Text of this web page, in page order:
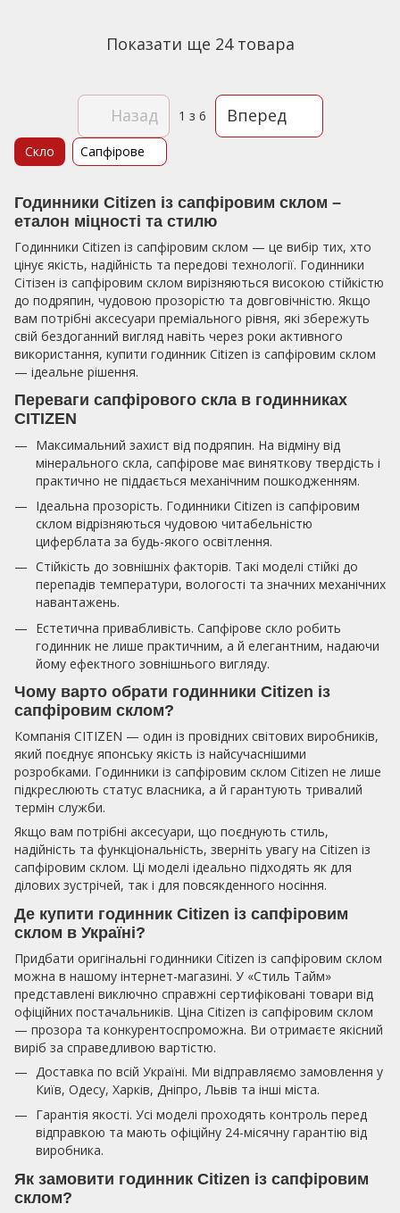
Показати ще 24 товара
Назад 1 з 6 Вперед
Годинники Citizen із сапфіровим склом –
еталон міцності та стилю
Годинники Citizen із сапфіровим склом — це вибір тих, хто
цінує якість, надійність та передові технології. Годинники
Сітізен із сапфіровим склом вирізняються високою стійкістю
до подряпин, чудовою прозорістю та довговічністю. Якщо
вам потрібні аксесуари преміального рівня, які збережуть
свій бездоганний вигляд навіть через роки активного
використання, купити годинник Citizen із сапфіровим склом
— ідеальне рішення.
Переваги сапфірового скла в годинниках
CITIZEN
Максимальний захист від подряпин. На відміну від
мінерального скла, сапфірове має виняткову твердість і
практично не піддається механічним пошкодженням.
Ідеальна прозорість. Годинники Citizen із сапфіровим
склом відрізняються чудовою читабельністю
циферблата за будь-якого освітлення.
Стійкість до зовнішніх факторів. Такі моделі стійкі до
перепадів температури, вологості та значних механічних
навантажень.
Естетична привабливість. Сапфірове скло робить
годинник не лише практичним, а й елегантним, надаючи
йому ефектного зовнішнього вигляду.
Чому варто обрати годинники Citizen із
сапфіровим склом?
Компанія CITIZEN — один із провідних світових виробників,
який поєднує японську якість із найсучаснішими
розробками. Годинники із сапфіровим склом Citizen не лише
підкреслюють статус власника, а й гарантують тривалий
термін служби.
Якщо вам потрібні аксесуари, що поєднують стиль,
надійність та функціональність, зверніть увагу на Citizen із
сапфіровим склом. Ці моделі ідеально підходять як для
ділових зустрічей, так і для повсякденного носіння.
Де купити годинник Citizen із сапфіровим
склом в Україні?
Придбати оригінальні годинники Citizen із сапфіровим склом
можна в нашому інтернет-магазині. У «Стиль Тайм»
представлені виключно справжні сертифіковані товари від
офіційних постачальників. Ціна Citizen із сапфіровим склом
— прозора та конкурентоспроможна. Ви отримаєте якісний
виріб за справедливою вартістю.
Доставка по всій Україні. Ми відправляємо замовлення у
Київ, Одесу, Харків, Дніпро, Львів та інші міста.
Гарантія якості. Усі моделі проходять контроль перед
відправкою та мають офіційну 24-місячну гарантію від
виробника.
Як замовити годинник Citizen із сапфіровим
склом?
Скло Сапфірове